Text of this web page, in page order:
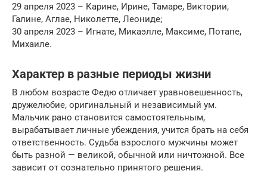
29 апреля 2023 – Карине, Ирине, Тамаре, Виктории,
Галине, Аглае, Николетте, Леониде;
30 апреля 2023 – Игнате, Микаэлле, Максиме, Потапе,
Михаиле.
Характер в разные периоды жизни
В любом возрасте Федю отличает уравновешенность,
дружелюбие, оригинальный и независимый ум.
Мальчик рано становится самостоятельным,
вырабатывает личные убеждения, учится брать на себя
ответственность. Судьба взрослого мужчины может
быть разной — великой, обычной или ничтожной. Все
зависит от сознательно принятого решения.